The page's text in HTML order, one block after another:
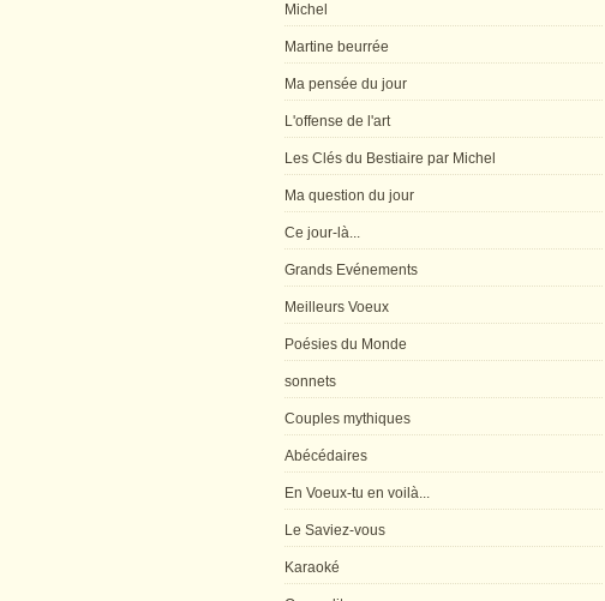
Michel
Martine beurrée
Ma pensée du jour
L'offense de l'art
Les Clés du Bestiaire par Michel
Ma question du jour
Ce jour-là...
Grands Evénements
Meilleurs Voeux
Poésies du Monde
sonnets
Couples mythiques
Abécédaires
En Voeux-tu en voilà...
Le Saviez-vous
Karaoké